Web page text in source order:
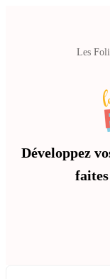
Les
Développez